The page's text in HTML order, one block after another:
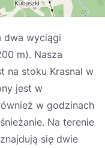
dwa wyciągi
m). Nasza
na stoku Krasnal w
jest w
w godzinach
Na terenie
się dwie